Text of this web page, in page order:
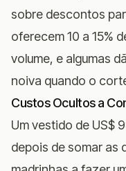
sobre descontos
oferecem 10 a 15%
volume, e algumas
noiva quando o
Custos Ocultos a
Um vestido de US$
depois de somar as